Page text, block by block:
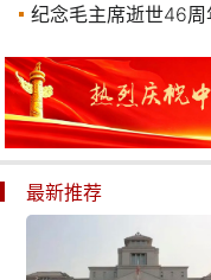
纪念毛主席逝世46周
最新推荐